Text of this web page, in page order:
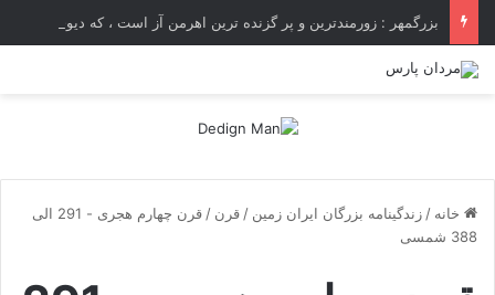
خانه / زندگینامه بزرگان ایران زمین / قرن /
قرن چهارم هجری - 291 الی
388 شمسی